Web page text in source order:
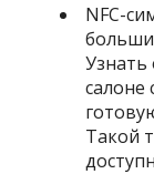
NFC-
салоне
Такой